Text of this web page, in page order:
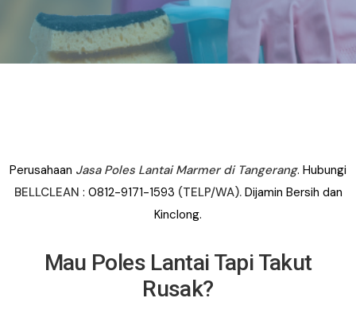
Perusahaan Jasa Poles Lantai Marmer di Tangerang. Hubungi
BELLCLEAN : 0812-9171-1593 (TELP/WA).Dijamin Bersih dan
Kinclong.
Mau Poles Lantai Tapi Takut
Rusak?